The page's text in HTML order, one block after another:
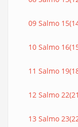
09 Salmo
10 Salmo
11 Salmo
12 Salmo
13 Salmo